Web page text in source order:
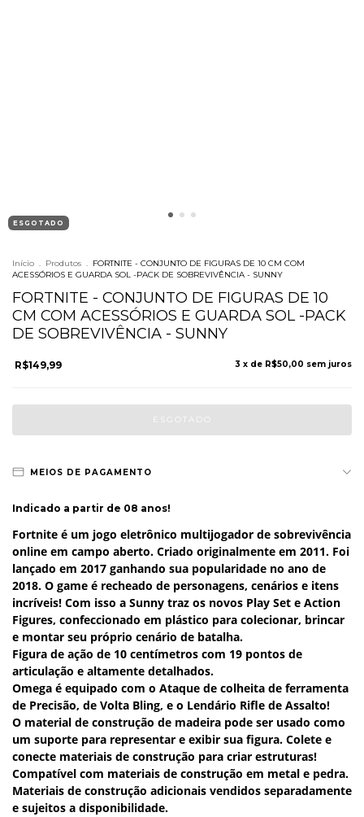
ESGOTADO
Início . Produtos . FORTNITE - CONJUNTO DE FIGURAS DE 10 CM COM
ACESSÓRIOS E GUARDA SOL -PACK DE SOBREVIVÊNCIA - SUNNY
FORTNITE - CONJUNTO DE FIGURAS DE 10
CM COM ACESSÓRIOS E GUARDA SOL -PACK
DE SOBREVIVÊNCIA - SUNNY
R$149,99 3 x de R$50,00 sem juros
MEIOS DE PAGAMENTO
Indicado a partir de 08 anos!
Fortnite é um jogo eletrônico multijogador de sobrevivência
online em campo aberto. Criado originalmente em 2011. Foi
lançado em 2017 ganhando sua popularidade no ano de
2018. O game é recheado de personagens, cenários e itens
incríveis! Com isso a Sunny traz os novos Play Set e Action
Figures, confeccionado em plástico para colecionar, brincar
e montar seu próprio cenário de batalha.
Figura de ação de 10 centímetros com 19 pontos de
articulação e altamente detalhados.
Omega é equipado com o Ataque de colheita de ferramenta
de Precisão, de Volta Bling, e o Lendário Rifle de Assalto!
O material de construção de madeira pode ser usado como
um suporte para representar e exibir sua figura. Colete e
conecte materiais de construção para criar estruturas!
Compatível com materiais de construção em metal e pedra.
Materiais de construção adicionais vendidos separadamente
e sujeitos a disponibilidade.